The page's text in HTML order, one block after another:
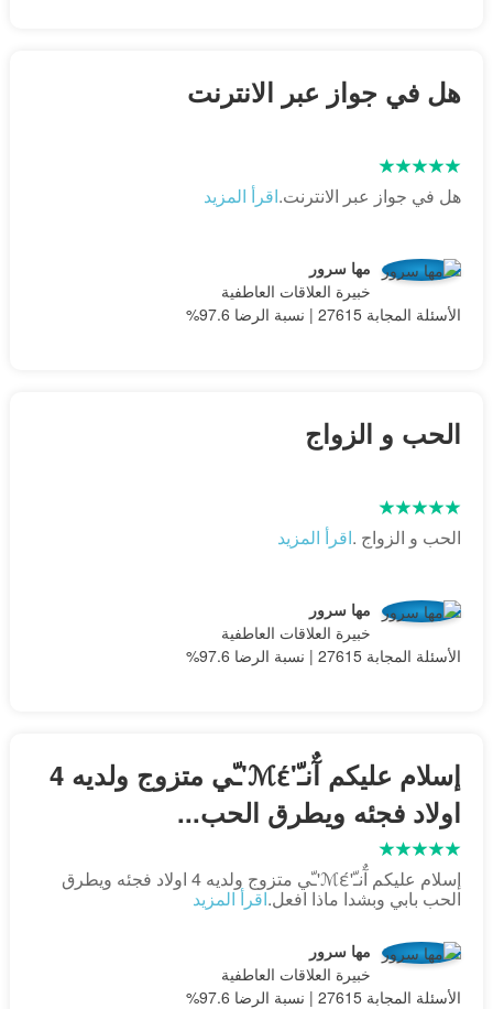
هل في جواز عبر الانترنت
هل في جواز عبر الانترنت.اقرأ المزيد
مها سرور
خبيرة العلاقات العاطفية
الأسئلة المجابة 27615 | نسبة الرضا 97.6%
الحب و الزواج
الحب و الزواج .اقرأ المزيد
مها سرور
خبيرة العلاقات العاطفية
الأسئلة المجابة 27615 | نسبة الرضا 97.6%
إسلام عليكم آٌنـّ'ℳέ'ـّي متزوج ولديه 4
اولاد فجئه ويطرق الحب...
إسلام عليكم آٌنـّ'ℳέ'ـّي متزوج ولديه 4 اولاد فجئه ويطرق
الحب بابي وبشدا ماذا افعل.اقرأ المزيد
مها سرور
خبيرة العلاقات العاطفية
الأسئلة المجابة 27615 | نسبة الرضا 97.6%